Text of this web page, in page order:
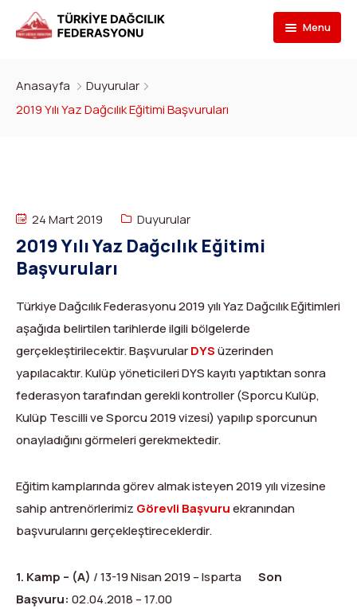
Menu
İletişim
Başkan
Yönetim Kurulu
İl Temsilcileri
Dağ Evi
Kurullar
Federasyon Logosu
Branşlar
Para Tırmanış
Dağ Kayağı
Kanyoning
Yüksek Dağ Koşusu
Haber Yayınlama Prosedürü
Kulüp Eğitim Başvuruları ve Uygulama Adımları
Faaliyet Programı
Formlar
Türkiye ‘nin Dağları
Tırmanış Raporları
Anti-Doping
Mevzuat
Yayınlar
Arşivler
Başvur
Görevli Başvurusu
Kimlik Başvurusu
DYS Şifre
DYS İlk Giriş ve Şifre (Sporcu, Antrenör, Hakem vb.)
DYS Şifre Başvuru Formu (Sadece Kulüp Yetkilileri)
Anasayfa
Duyurular
2019 Yılı Yaz Dağcılık Eğitimi Başvuruları
24 Mart 2019 Duyurular
2019 Yılı Yaz Dağcılık Eğitimi
Başvuruları
Türkiye Dağcılık Federasyonu 2019 yılı Yaz Dağcılık Eğitimleri
aşağıda belirtilen tarihlerde ilgili bölgelerde
gerçekleştirilecektir. BaşvurularDYSüzerinden
yapılacaktır. Kulüp yöneticileri DYS kayıtı yaptıktan sonra
federasyon tarafından gerekli kontroller (Sporcu Kulüp,
Kulüp Tescilli ve Sporcu 2019 vizesi) yapılıp sporcunun
onayladığını görmeleri gerekmektedir.
Eğitim kamplarında görev almak isteyen 2019 yılı vizesine
sahip antrenörlerimiz Görevli Başvuruekranından
başvurularını gerçekleştireceklerdir.
1. Kamp – (A) / 13-19 Nisan 2019 – Isparta Son
Başvuru: 02.04.2018 – 17.00